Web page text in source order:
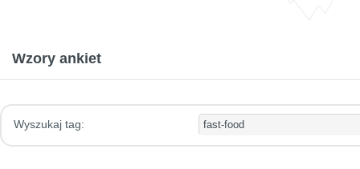
Wzory ankiet
Wyszukaj tag: